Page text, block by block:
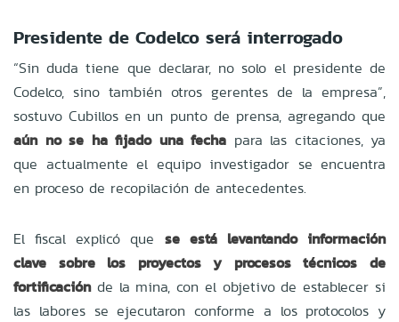
Presidente de Codelco será interrogado
“Sin duda tiene que declarar, no solo el presidente de
Codelco, sino también otros gerentes de la empresa”,
sostuvo Cubillos en un punto de prensa, agregando que
aún no se ha fijado una fecha para las citaciones, ya
que actualmente el equipo investigador se encuentra
en proceso de recopilación de antecedentes.
El fiscal explicó que se está levantando información
clave sobre los proyectos y procesos técnicos de
fortificaciónde la mina, con el objetivo de establecer si
las labores se ejecutaron conforme a los protocolos y